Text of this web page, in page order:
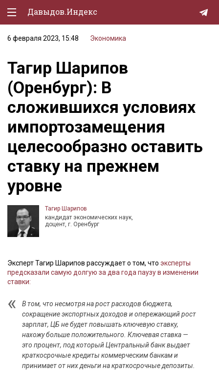
Давыдов.Индекс
Политическая жизнь
Экономика
Природа
Образование
Спорт
Культура
Lifestyle
Мурзилка
6 февраля 2023, 15:48 Экономика
Тагир Шарипов
(Оренбург): В
сложившихся условиях
импортозамещения
целесообразно оставить
ставку на прежнем
уровне
Тагир Шарипов
кандидат экономических наук,
доцент, г. Оренбург
Эксперт Тагир Шарипов рассуждает о том, что эксперты
предсказали самую долгую за два года паузу в изменении
ставки:
В том, что несмотря на рост расходов бюджета,
сокращение экспортных доходов и опережающий рост
зарплат, ЦБ не будет повышать ключевую ставку,
нахожу больше положительного. Ключевая ставка —
это процент, под который Центральный банк выдает
краткосрочные кредиты коммерческим банкам и
принимает от них деньги на краткосрочные депозиты.